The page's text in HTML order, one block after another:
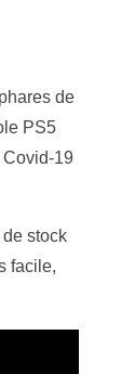
de
PS5
19
stock
facile,